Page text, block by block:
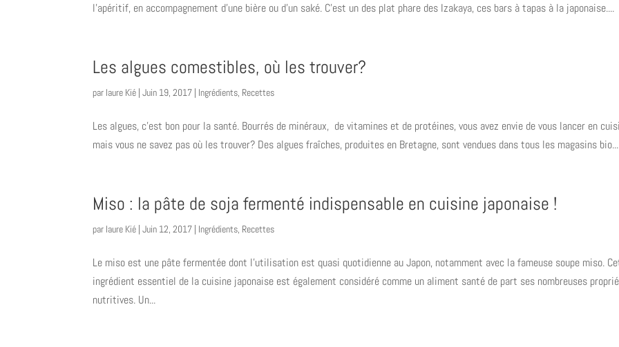
l’apéritif, en accompagnement d’une bière ou d’un saké. C’est un des plat phare des Izakaya, ces bars à tapas à la japonaise....
Les algues comestibles, où les trouver?
par laure Kié |Juin 19, 2017 | Ingrédients, Recettes
Les algues, c’est bon pour la santé. Bourrés de minéraux, de vitamines et de protéines, vous avez envie de vous lancer en
mais vous ne savez pas où les trouver? Des algues fraîches, produites en Bretagne, sont vendues dans tous les magasins bio...
Miso : la pâte de soja fermenté indispensable en cuisine japonaise !
par laure Kié |Juin 12, 2017 | Ingrédients, Recettes
Le miso est une pâte fermentée dont l’utilisation est quasi quotidienne au Japon, notamment avec la fameuse soupe miso.
ingrédient essentiel de la cuisine japonaise est également considéré comme un aliment santé de part ses nombreuses
nutritives. Un...